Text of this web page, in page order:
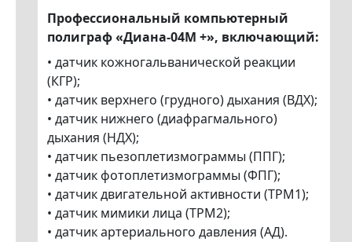
Профессиональный компьютерный
полиграф «Диана-04М +», включающий:
• датчик кожногальванической реакции
(КГР);
• датчик верхнего (грудного) дыхания (ВДХ);
• датчик нижнего (диафрагмального)
дыхания (НДХ);
• датчик пьезоплетизмограммы (ППГ);
• датчик фотоплетизмограммы (ФПГ);
• датчик двигательной активности (ТРМ1);
• датчик мимики лица (ТРМ2);
• датчик артериального давления (АД).